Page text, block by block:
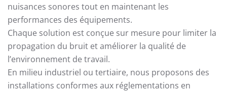
nuisances sonores tout en maintenant les
performances des équipements.
Chaque solution est conçue sur mesure pour limiter la
propagation du bruit et améliorer la qualité de
l’environnement de travail.
En milieu industriel ou tertiaire, nous proposons des
installations conformes aux réglementations en